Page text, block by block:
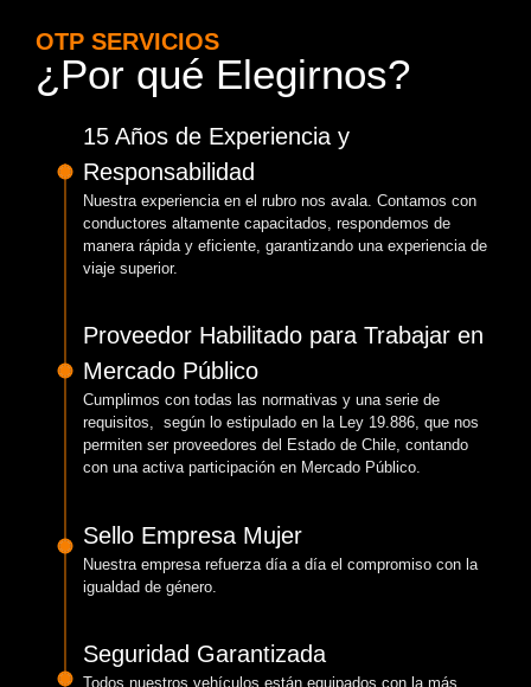
OTP SERVICIOS
¿Por qué Elegirnos?
15 Años de Experiencia y
Responsabilidad
Nuestra experiencia en el rubro nos avala. Contamos con
conductores altamente capacitados, respondemos de
manera rápida y eficiente, garantizando una experiencia de
viaje superior.
Proveedor Habilitado para Trabajar en
Mercado Público
Cumplimos con todas las normativas y una serie de
requisitos, según lo estipulado en la Ley 19.886, que nos
permiten ser proveedores del Estado de Chile, contando
con una activa participación en Mercado Público.
Sello Empresa Mujer
Nuestra empresa refuerza día a día el compromiso con la
igualdad de género.
Seguridad Garantizada
Todos nuestros vehículos están equipados con la más